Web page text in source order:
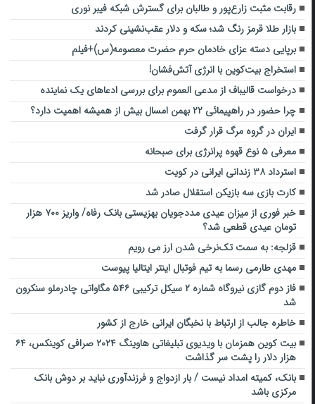
رقابت مثبت زارع‌پور و طالبان برای گسترش شبکه فیبر نوری
بازار طلا قرمز رنگ شد؛ سکه و دلار عقب‌نشینی کردند
برپایی دسته عزای خادمان حرم حضرت معصومه(س)+فیلم
استخراج بیت‌کوین با انرژی آتش‌فشان!
درخواست قالیباف از مدعی العموم برای بررسی ادعاهای یک نماینده
چرا حضور در راهپیمائی ۲۲ بهمن امسال بیش از همیشه اهمیت دارد؟
ایران در گروه مرگ قرار گرفت
معرفی ۵ نوع قهوه پرانرژی برای صبحانه
استرداد ۳۸ زندانی ایرانی در کویت
کارت بازی سه بازیکن استقلال صادر شد
خبر فوری از میزان عیدی مددجویان بهزیستی بانک رفاه/ واریز ۷۰۰ هزار
تومان عیدی قطعی شد؟
قزلجه: به سمت تک‌نرخی شدن ارز می رویم
مهدی طارمی رسما به تیم فوتبال اینتر ایتالیا پیوست
فاز دوم گازی نیروگاه شماره ۲ سیکل ترکیبی ۵۴۶ مگاواتی چادرملو سنکرون
شد
خاطره جالب از ارتباط با نخبگان ایرانی خارج از کشور
بیت کوین همزمان با ویدیوی تبلیغاتی هاوینگ ۲۰۲۴ صرافی کوینکس، ۶۴
هزار دلار را پشت سر گذاشت
بانک، کمیته امداد نیست / بار ازدواج و فرزندآوری نباید بر دوش بانک
مرکزی باشد